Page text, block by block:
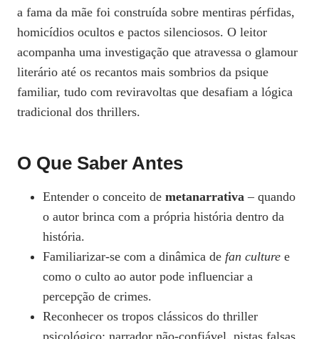
a fama da mãe foi construída sobre mentiras pérfidas,
homicídios ocultos e pactos silenciosos. O leitor
acompanha uma investigação que atravessa o glamour
literário até os recantos mais sombrios da psique
familiar, tudo com reviravoltas que desafiam a lógica
tradicional dos thrillers.
O Que Saber Antes
Entender o conceito de metanarrativa – quando
o autor brinca com a própria história dentro da
história.
Familiarizar-se com a dinâmica de fan culture e
como o culto ao autor pode influenciar a
percepção de crimes.
Reconhecer os tropos clássicos do thriller
psicológico: narrador não‑confiável, pistas falsas